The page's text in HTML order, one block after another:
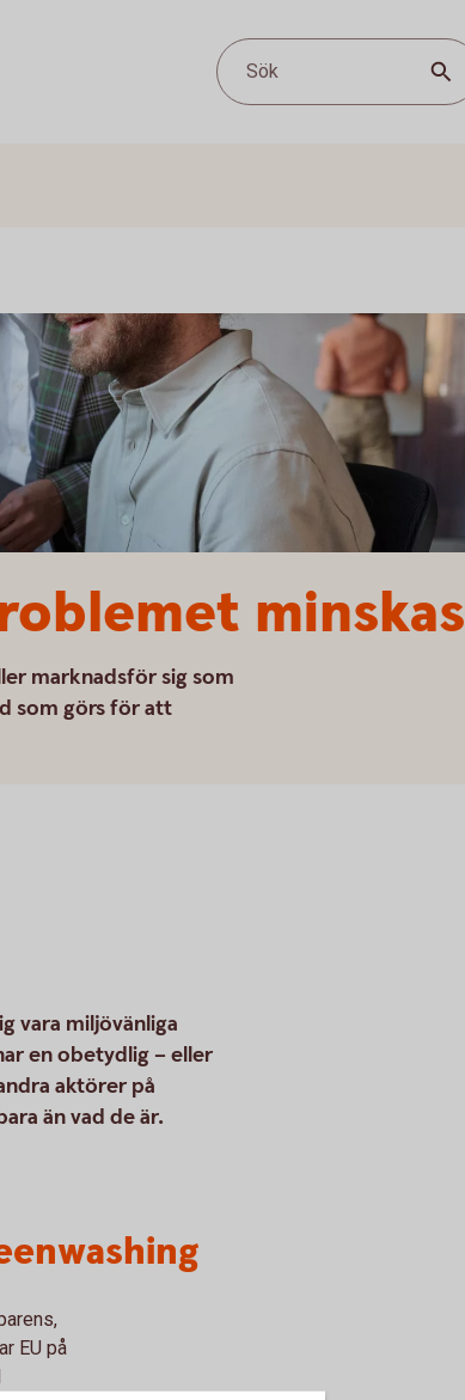
Sök
minskas
marknadsför sig som
som görs för att
vara miljövänliga
en obetydlig – eller
aktörer på
än vad de är.
EU på